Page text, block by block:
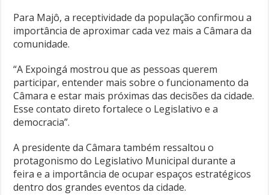
Para Majô, a receptividade da população confirmou a
importância de aproximar cada vez mais a Câmara da
comunidade.
“A Expoingá mostrou que as pessoas querem
participar, entender mais sobre o funcionamento da
Câmara e estar mais próximas das decisões da cidade.
Esse contato direto fortalece o Legislativo e a
democracia”.
A presidente da Câmara também ressaltou o
protagonismo do Legislativo Municipal durante a
feira e a importância de ocupar espaços estratégicos
dentro dos grandes eventos da cidade.